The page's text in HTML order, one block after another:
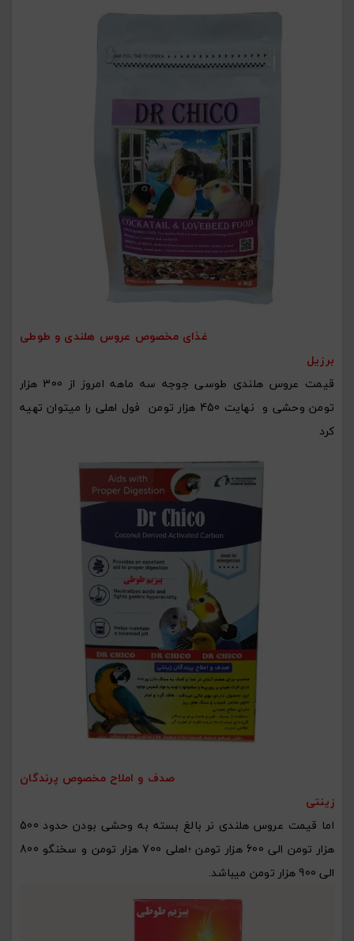
غذای مخصوص عروس هلندی و طوطی
برزیل
قیمت عروس هلندی طوسی جوجه سه ماهه امروز از 300 هزار
تومن وحشی و نهایت 450 هزار تومن فول اهلی را میتوان تهیه
کرد
صدف و املاح مخصوص پرندگان
زینتی
اما قیمت عروس هلندی نر بالغ بسته به وحشی بودن حدود 500
هزار تومن الی 600 هزار تومن ؛اهلی 700 هزار تومن و سخنگو 800
الی 900 هزار تومن میباشد.